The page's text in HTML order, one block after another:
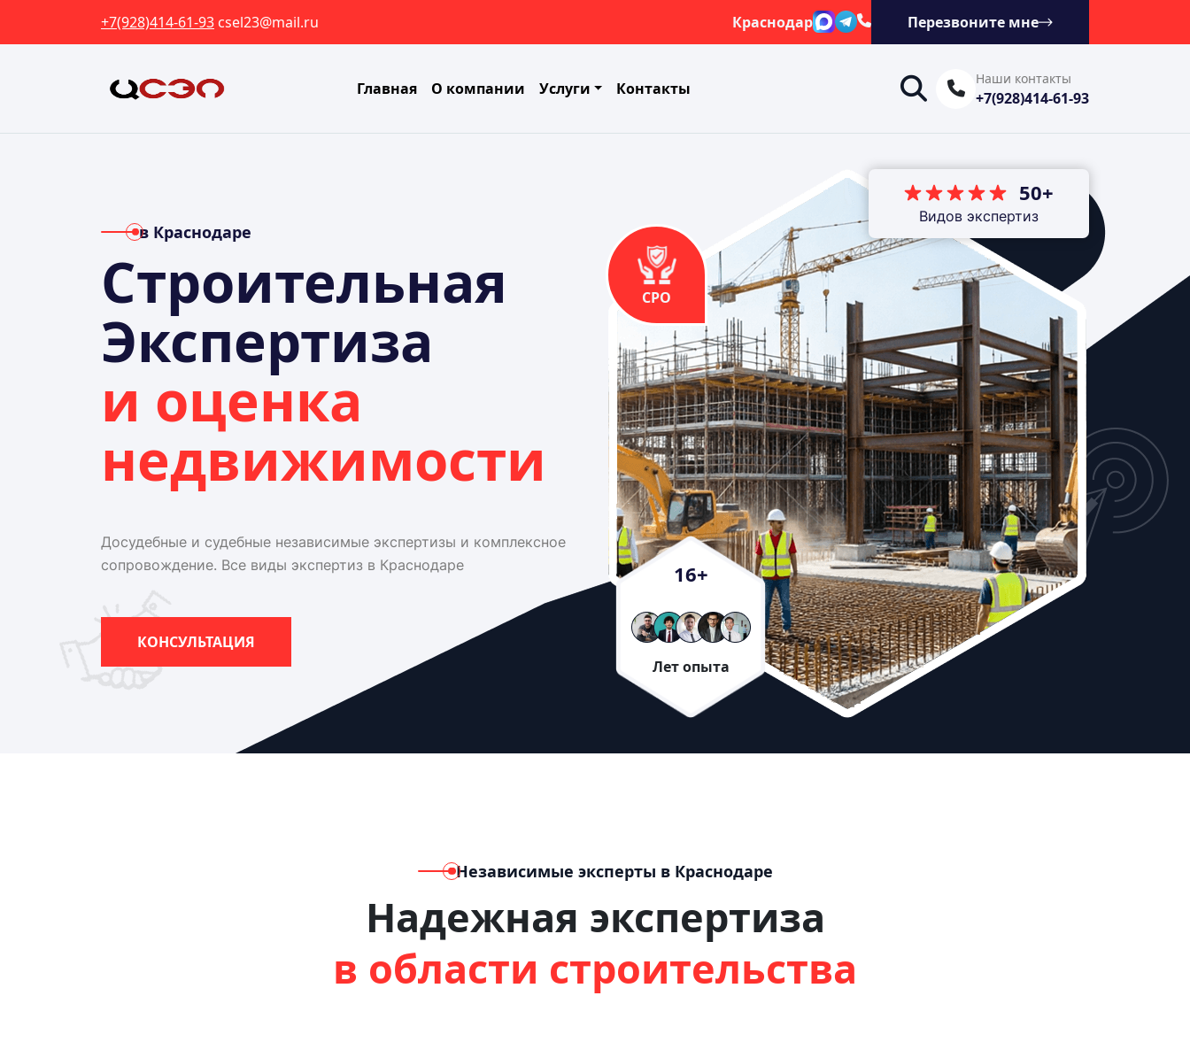
+7(928)414-61-93 csel23@mail.ru Краснодар Перезвоните мне
Главная О компании Услуги Контакты
Наши контакты
+7(928)414-61-93
в Краснодаре
Строительная
Экспертиза
и оценка
недвижимости
Досудебные и судебные независимые экспертизы и комплексное
сопровождение. Все виды экспертиз в Краснодаре
КОНСУЛЬТАЦИЯ
16+
Лет опыта
СРО
50+
Видов экспертиз
Независимые эксперты в Краснодаре
Надежная экспертиза
в области строительства